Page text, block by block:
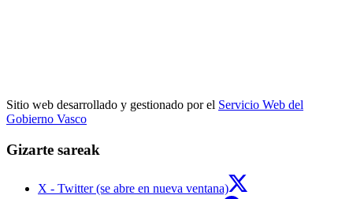
Sitio web desarrollado y gestionado por el Servicio Web del
Gobierno Vasco
Gizarte sareak
X - Twitter (se abre en nueva ventana)